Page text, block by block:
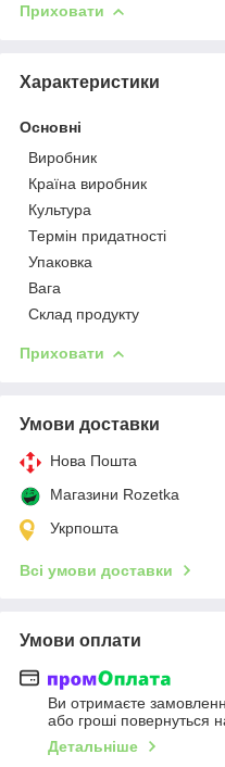
Приховати
Характеристики
Основні
Виробник
Країна виробник
Культура
Термін придатності
Упаковка
Вага
Склад продукту
Приховати
Умови доставки
Нова Пошта
Магазини Rozetka
Укрпошта
Всі умови доставки
Умови оплати
Ви отримаєте
або гроші повернуться
Детальніше